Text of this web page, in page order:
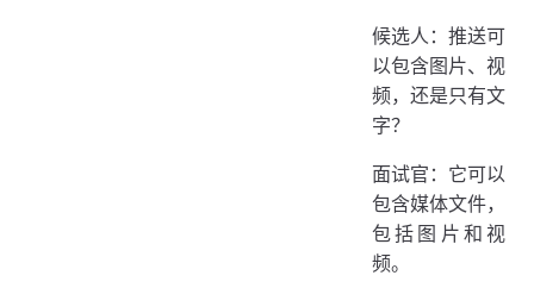
候选人：推送可
以包含图片、视
频，还是只有文
字？
面试官：它可以
包含媒体文件，
包括图片和视
频。